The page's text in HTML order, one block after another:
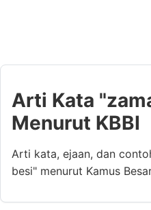
Arti Kata
Menurut KBBI
Arti kata, ejaan, dan
besi" menurut Kamus